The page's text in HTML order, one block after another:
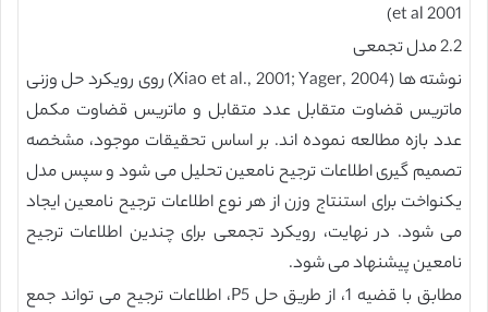
et al 2001)
2.2 مدل تجمعی
نوشته ها (Xiao et al., 2001; Yager, 2004) روی رویکرد حل وزنی
ماتریس قضاوت متقابل عدد متقابل و ماتریس قضاوت مکمل
عدد بازه مطالعه نموده اند. بر اساس تحقیقات موجود، مشخصه
تصمیم گیری اطلاعات ترجیح نامعین تحلیل می شود و سپس مدل
یکنواخت برای استنتاج وزن از هر نوع اطلاعات ترجیح نامعین ایجاد
می شود. در نهایت، رویکرد تجمعی برای چندین اطلاعات ترجیح
نامعین پیشنهاد می شود.
مطابق با قضیه 1، از طریق حل P5، اطلاعات ترجیح می تواند جمع